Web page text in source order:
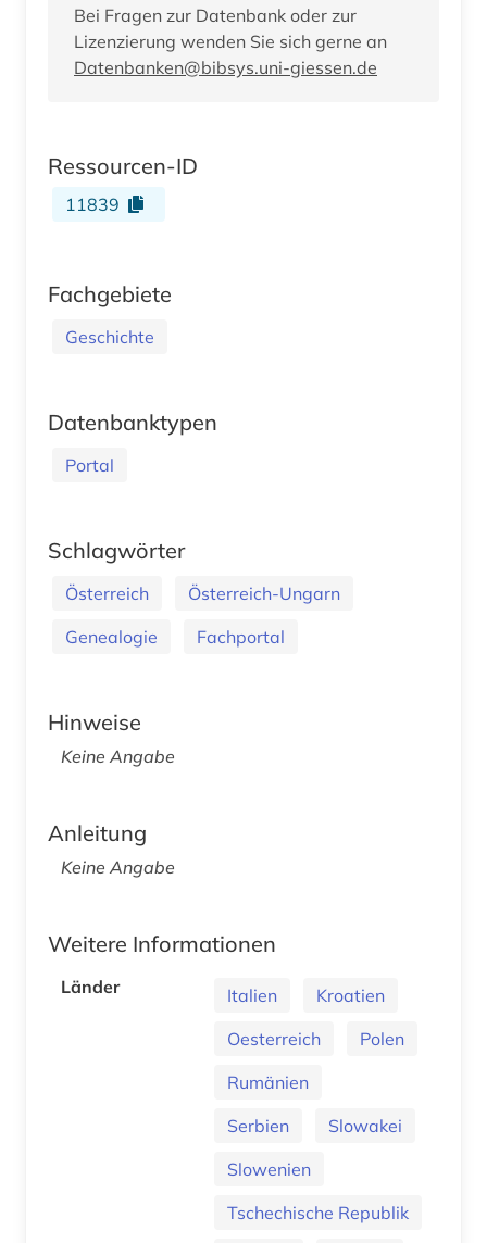
Bei Fragen zur Datenbank oder zur
Lizenzierung wenden Sie sich gerne an
Datenbanken@bibsys.uni-giessen.de
Ressourcen-ID
11839
Fachgebiete
Geschichte
Datenbanktypen
Portal
Schlagwörter
Österreich
Österreich-Ungarn
Genealogie
Fachportal
Hinweise
Keine Angabe
Anleitung
Keine Angabe
Weitere Informationen
Länder Italien
Kroatien
Oesterreich
Polen
Rumänien
Serbien
Slowakei
Slowenien
Tschechische Republik